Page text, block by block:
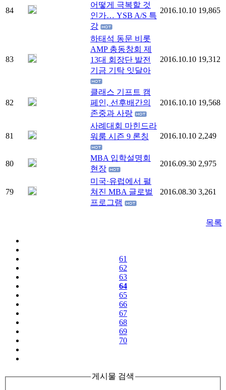
84
어떻게 극복할 것
인가… YSB A/S 특
강
2016.10.10 19,865
83
하태석 동문 비롯
AMP 총동창회 제
13대 회장단 발전
기금 기탁 잇달아
2016.10.10 19,312
82
클래스 기프트 캠
페인, 선후배간의
존중과 사랑
2016.10.10 19,568
81
사례대회 마힌드라
워룸 시즌 9 론칭
2016.10.10 2,249
80
MBA 입학설명회
현장
2016.09.30 2,975
79
미국·유럽에서 펼
쳐진 MBA 글로벌
프로그램
2016.08.30 3,261
목록
61
62
63
64
65
66
67
68
69
70
게시물 검색